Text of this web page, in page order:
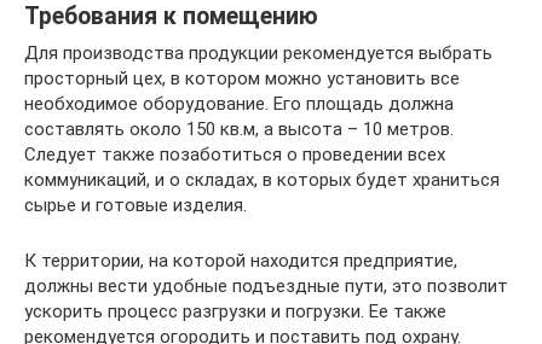
Требования к помещению
Для производства продукции рекомендуется выбрать
просторный цех, в котором можно установить все
необходимое оборудование. Его площадь должна
составлять около 150 кв.м, а высота – 10 метров.
Следует также позаботиться о проведении всех
коммуникаций, и о складах, в которых будет храниться
сырье и готовые изделия.
К территории, на которой находится предприятие,
должны вести удобные подъездные пути, это позволит
ускорить процесс разгрузки и погрузки. Ее также
рекомендуется огородить и поставить под охрану.